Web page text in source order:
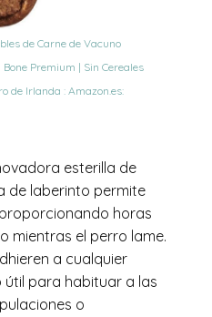
de Carne de Vacuno
Premium | Sin Cereales
de Irlanda : Amazon.es:
esterilla de
de laberinto permite
horas
mientras el perro lame.
a cualquier
útil para habituar a las
o